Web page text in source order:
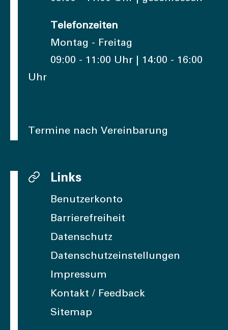
Telefonzeiten
Montag - Freitag
09:00 - 11:00 Uhr | 14:00 - 16:00
Uhr
Termine nach Vereinbarung
Links
Benutzerkonto
Barrierefreiheit
Datenschutz
Datenschutzeinstellungen
Impressum
Kontakt / Feedback
Sitemap